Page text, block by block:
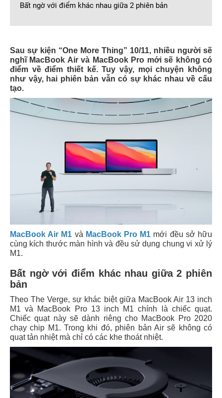
Bất ngờ với điểm khác nhau giữa 2 phiên bản
Sau sự kiện “One More Thing” 10/11, nhiều người sẽ
nghĩ MacBook Air và MacBook Pro mới sẽ không có
điểm về điểm thiết kế. Tuy vậy, mọi chuyện không
như vậy, hai phiên bản vẫn có sự khác nhau về cấu
tạo.
MacBook Air M1 và MacBook Pro M1 mới đều sở hữu
cùng kích thước màn hình và đều sử dụng chung vi xử lý
M1.
Bất ngờ với điểm khác nhau giữa 2 phiên
bản
Theo The Verge, sự khác biệt giữa MacBook Air 13 inch
M1 và MacBook Pro 13 inch M1 chính là chiếc quạt.
Chiếc quạt này sẽ dành riêng cho MacBook Pro 2020
chạy chip M1. Trong khi đó, phiên bản Air sẽ không có
quạt tản nhiệt mà chỉ có các khe thoát nhiệt.